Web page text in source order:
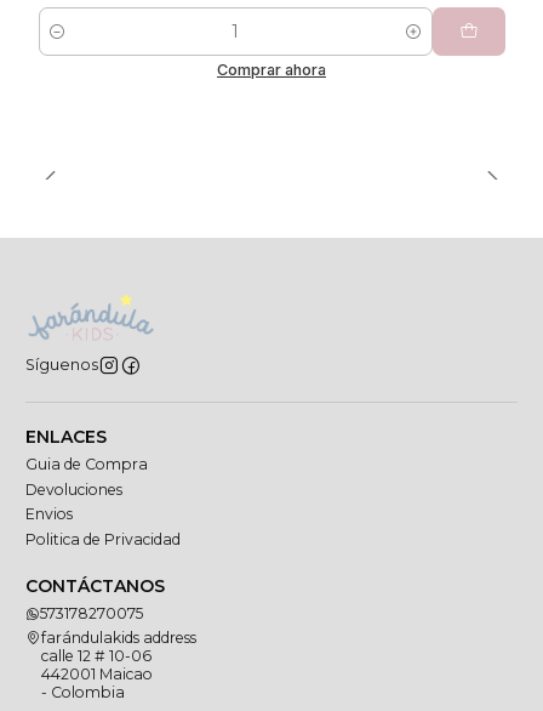
Cantidad
Comprar ahora
Síguenos
ENLACES
Guia de Compra
Devoluciones
Envios
Politica de Privacidad
CONTÁCTANOS
573178270075
farándulakids address
calle 12 # 10-06
442001 Maicao
- Colombia